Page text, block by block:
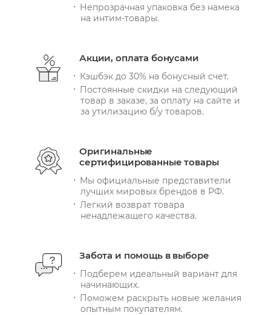
Непрозрачная упаковка без намека
на интим-товары.
Акции, оплата бонусами
Кэшбэк до 30% на бонусный счет.
Постоянные скидки на следующий
товар в заказе, за оплату на сайте и
за утилизацию б/у товаров.
Оригинальные
сертифицированные товары
Мы официальные представители
лучших мировых брендов в РФ.
Легкий возврат товара
ненадлежащего качества.
Забота и помощь в выборе
Подберем идеальный вариант для
начинающих.
Поможем раскрыть новые желания
опытным покупателям.